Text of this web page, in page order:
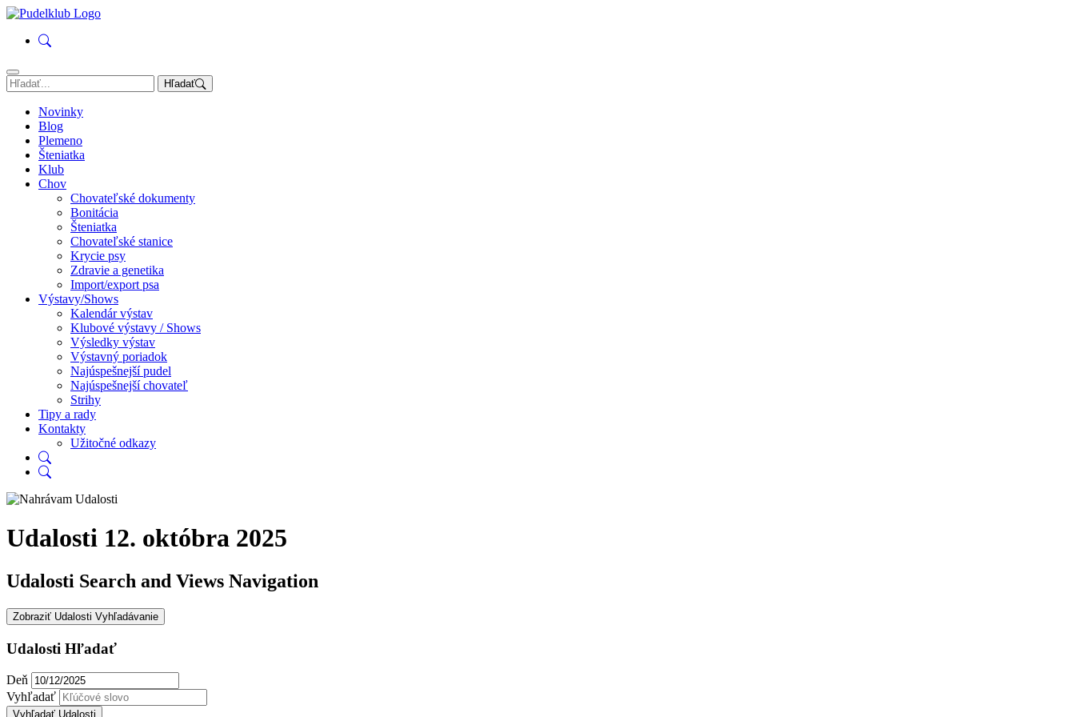
Hľadať
Novinky
Blog
Plemeno
Šteniatka
Klub
Chov
Chovateľské dokumenty
Bonitácia
Šteniatka
Chovateľské stanice
Krycie psy
Zdravie a genetika
Import/export psa
Výstavy/Shows
Kalendár výstav
Klubové výstavy / Shows
Výsledky výstav
Výstavný poriadok
Najúspešnejší pudel
Najúspešnejší chovateľ
Strihy
Tipy a rady
Kontakty
Užitočné odkazy
Udalosti 12. októbra 2025
Udalosti Search and Views Navigation
Zobraziť Udalosti Vyhľadávanie
Udalosti Hľadať
Deň
Vyhľadať